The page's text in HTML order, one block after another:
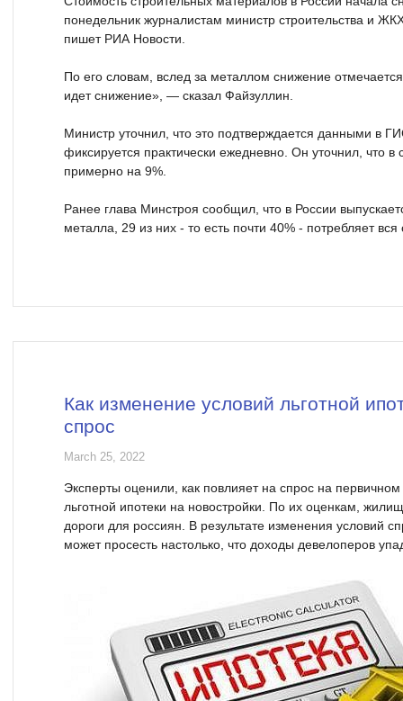
понедельник журналистам министр строительства и
пишет РИА Новости.
По его словам, вслед за металлом снижение
идет снижение», — сказал Файзуллин.
Министр уточнил, что это подтверждается данными в
фиксируется практически ежедневно. Он уточнил, что
примерно на 9%.
Ранее глава Минстроя сообщил, что в России
металла, 29 из них - то есть почти 40% - потребляет вся
Как изменение условий льготной
спрос
March 25, 2022
Эксперты оценили, как повлияет на спрос на
льготной ипотеки на новостройки. По их оценкам,
дороги для россиян. В результате изменения условий
может просесть настолько, что доходы девелоперов